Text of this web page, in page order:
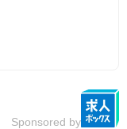
Sponsored by